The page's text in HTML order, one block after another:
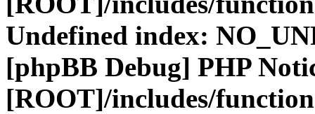
Undefined index:
[phpBB Debug] PHP
[ROOT]/includes/